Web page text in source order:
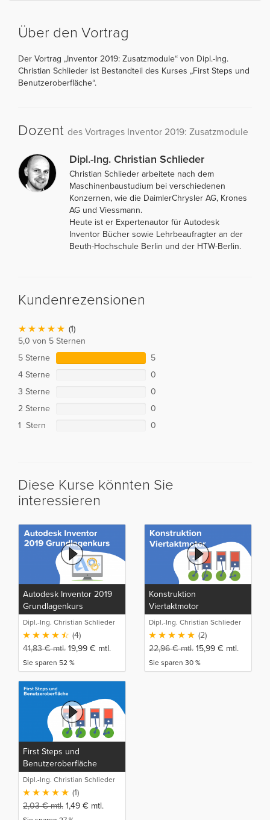
Über den Vortrag
Der Vortrag „Inventor 2019: Zusatzmodule“ von Dipl.-Ing.
Christian Schlieder ist Bestandteil des Kurses „First Steps und
Benutzeroberfläche“.
Dozent des Vortrages Inventor 2019: Zusatzmodule
Dipl.-Ing. Christian Schlieder
Christian Schlieder arbeitete nach dem
Maschinenbaustudium bei verschiedenen
Konzernen, wie die DaimlerChrysler AG, Krones
AG und Viessmann.
Heute ist er Expertenautor für Autodesk
Inventor Bücher sowie Lehrbeaufragter an der
Beuth-Hochschule Berlin und der HTW-Berlin.
Kundenrezensionen
(1)
5,0 von 5 Sternen
5 Sterne
5
4 Sterne
0
3 Sterne
0
2 Sterne
0
1 Stern
0
Diese Kurse könnten Sie
interessieren
Autodesk Inventor 2019
Grundlagenkurs
Dipl.-Ing. Christian Schlieder
(4)
41,83€mtl. 19,99 € mtl.
Sie sparen 52 %
Konstruktion
Viertaktmotor
Dipl.-Ing. Christian Schlieder
(2)
22,96€mtl. 15,99 € mtl.
Sie sparen 30 %
First Steps und
Benutzeroberfläche
Dipl.-Ing. Christian Schlieder
(1)
2,03€mtl. 1,49 € mtl.